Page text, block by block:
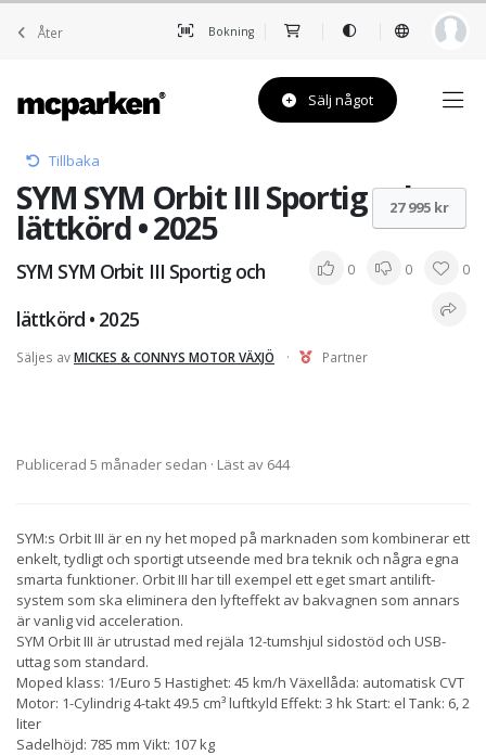
Åter Bokning
Sälj något
Tillbaka
SYM SYM Orbit III Sportig och
lättkörd • 2025
SYM SYM Orbit III Sportig och
lättkörd • 2025
0 0 0
Säljes avMICKES & CONNYS MOTOR VÄXJÖ · Partner
27 995 kr
Publicerad 5 månader sedan · Läst av 644
SYM:s Orbit III är en ny het moped på marknaden som kombinerar ett
enkelt, tydligt och sportigt utseende med bra teknik och några egna
smarta funktioner. Orbit III har till exempel ett eget smart antilift-
system som ska eliminera den lyfteffekt av bakvagnen som annars
är vanlig vid acceleration.
SYM Orbit III är utrustad med rejäla 12-tumshjul sidostöd och USB-
uttag som standard.
Moped klass: 1/Euro 5 Hastighet: 45 km/h Växellåda: automatisk CVT
Motor: 1-Cylindrig 4-takt 49.5 cm³ luftkyld Effekt: 3 hk Start: el Tank: 6, 2
liter
Sadelhöjd: 785 mm Vikt: 107 kg